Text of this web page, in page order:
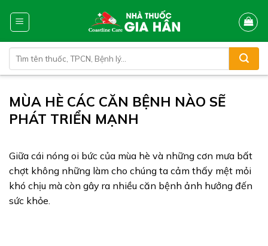
kiếm:
MÙA HÈ CÁC CĂN BỆNH NÀO SẼ
PHÁT TRIỂN MẠNH
Giữa cái nóng oi bức của mùa hè và những cơn mưa bất
chợt không những làm cho chúng ta cảm thấy mệt mỏi
khó chịu mà còn gây ra nhiều căn bệnh ảnh hưởng đến
sức khỏe.